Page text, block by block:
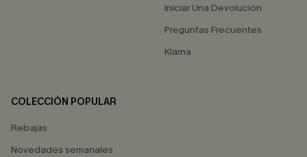
Iniciar Una Devolución
Preguntas Frecuentes
Klarna
COLECCIÓN POPULAR
Rebajas
Novedades semanales